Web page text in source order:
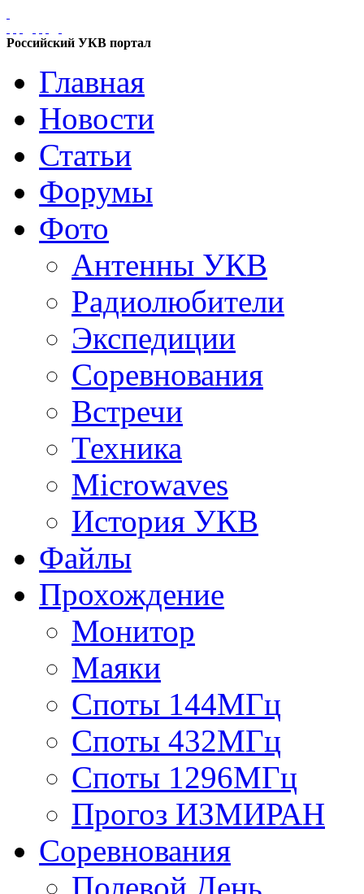
Российский УКВ портал
Главная
Новости
Статьи
Форумы
Фото
Антенны УКВ
Радиолюбители
Экспедиции
Соревнования
Встречи
Техника
Microwaves
История УКВ
Файлы
Прохождение
Монитор
Маяки
Споты 144МГц
Споты 432МГц
Споты 1296МГц
Прогоз ИЗМИРАН
Соревнования